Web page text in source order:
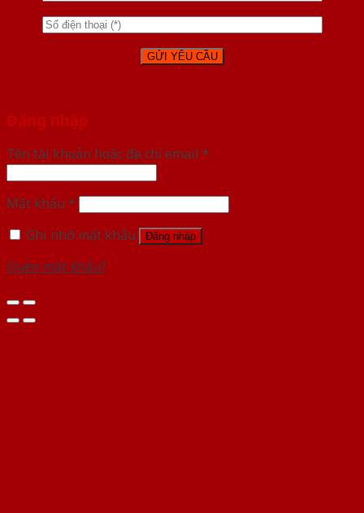
Đăng nhập
Tên tài khoản hoặc địa chỉ email *
Mật khẩu *
Ghi nhớ mật khẩu
Đăng nhập
Quên mật khẩu?